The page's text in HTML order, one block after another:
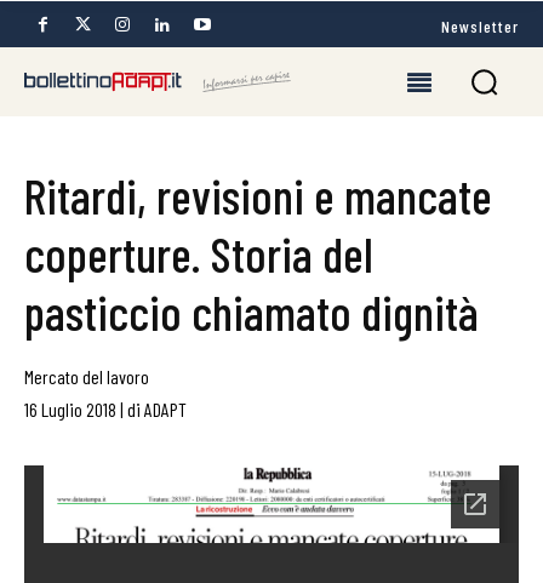
Newsletter
Ritardi, revisioni e mancate
coperture. Storia del
pasticcio chiamato dignità
Mercato del lavoro
16 Luglio 2018 | di ADAPT